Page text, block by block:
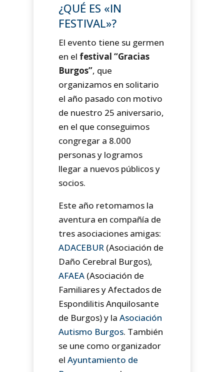
¿QUÉ ES «IN
FESTIVAL»?
El evento tiene su germen
en el festival “Gracias
Burgos”, que
organizamos en solitario
el año pasado con motivo
de nuestro 25 aniversario,
en el que conseguimos
congregar a 8.000
personas y logramos
llegar a nuevos públicos y
socios.
Este año retomamos la
aventura en compañía de
tres asociaciones amigas:
ADACEBUR (Asociación de
Daño Cerebral Burgos),
AFAEA (Asociación de
Familiares y Afectados de
Espondilitis Anquilosante
de Burgos) y laAsociación
Autismo Burgos. También
se une como organizador
elAyuntamiento de